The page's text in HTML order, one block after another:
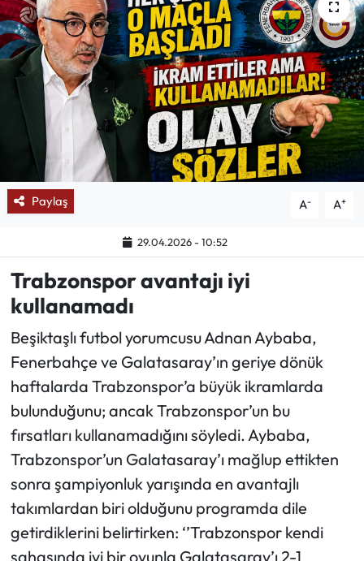
Paylaş A- A+
29.04.2026 - 10:52
Trabzonspor avantajı iyi
kullanamadı
Beşiktaşlı futbol yorumcusu Adnan Aybaba,
Fenerbahçe ve Galatasaray’ın geriye dönük
haftalarda Trabzonspor’a büyük ikramlarda
bulunduğunu; ancak Trabzonspor’un bu
fırsatları kullanamadığını söyledi. Aybaba,
Trabzonspor’un Galatasaray’ı mağlup ettikten
sonra şampiyonluk yarışında en avantajlı
takımlardan biri olduğunu programda dile
getirdiklerini belirtirken: ‘’Trabzonspor kendi
sahasında iyi bir oyunla Galatasaray’ı 2-1
Karikatür Galeri
BIK
ASTROLOJİ
Spor Yazıları
Mektup Galeri
Sağlık
Turizm
Teknoloji